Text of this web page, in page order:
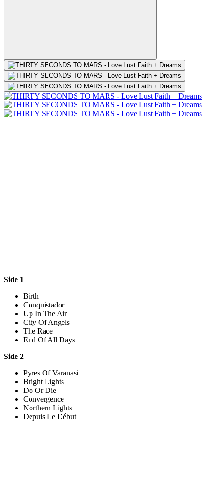
Side 1
Birth
Conquistador
Up In The Air
City Of Angels
The Race
End Of All Days
Side 2
Pyres Of Varanasi
Bright Lights
Do Or Die
Convergence
Northern Lights
Depuis Le Début